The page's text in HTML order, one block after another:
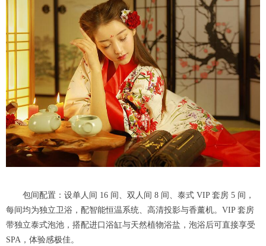
包间配置：设单人间 16 间、双人间 8 间、泰式 VIP 套房 5 间，
每间均为独立卫浴，配智能恒温系统、高清投影与香薰机。VIP 套房
带独立泰式泡池，搭配进口浴缸与天然植物浴盐，泡浴后可直接享受
SPA，体验感极佳。